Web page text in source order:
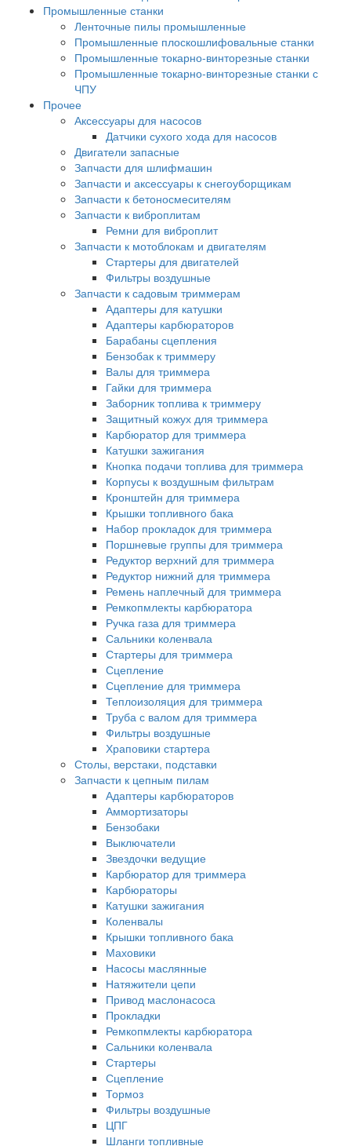
Промышленные станки
Ленточные пилы промышленные
Промышленные плоскошлифовальные станки
Промышленные токарно-винторезные станки
Промышленные токарно-винторезные станки с
ЧПУ
Прочее
Аксессуары для насосов
Датчики сухого хода для насосов
Двигатели запасные
Запчасти для шлифмашин
Запчасти и аксессуары к снегоуборщикам
Запчасти к бетоносмесителям
Запчасти к виброплитам
Ремни для виброплит
Запчасти к мотоблокам и двигателям
Стартеры для двигателей
Фильтры воздушные
Запчасти к садовым триммерам
Адаптеры для катушки
Адаптеры карбюраторов
Барабаны сцепления
Бензобак к триммеру
Валы для триммера
Гайки для триммера
Заборник топлива к триммеру
Защитный кожух для триммера
Карбюратор для триммера
Катушки зажигания
Кнопка подачи топлива для триммера
Корпусы к воздушным фильтрам
Кронштейн для триммера
Крышки топливного бака
Набор прокладок для триммера
Поршневые группы для триммера
Редуктор верхний для триммера
Редуктор нижний для триммера
Ремень наплечный для триммера
Ремкопмлекты карбюратора
Ручка газа для триммера
Сальники коленвала
Стартеры для триммера
Сцепление
Сцепление для триммера
Теплоизоляция для триммера
Труба с валом для триммера
Фильтры воздушные
Храповики стартера
Столы, верстаки, подставки
Запчасти к цепным пилам
Адаптеры карбюраторов
Аммортизаторы
Бензобаки
Выключатели
Звездочки ведущие
Карбюратор для триммера
Карбюраторы
Катушки зажигания
Коленвалы
Крышки топливного бака
Маховики
Насосы маслянные
Натяжители цепи
Привод маслонасоса
Прокладки
Ремкопмлекты карбюратора
Сальники коленвала
Стартеры
Сцепление
Тормоз
Фильтры воздушные
ЦПГ
Шланги топливные